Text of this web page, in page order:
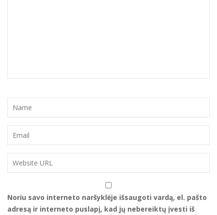
Noriu savo interneto naršyklėje išsaugoti vardą, el. pašto
adresą ir interneto puslapį, kad jų nebereiktų įvesti iš